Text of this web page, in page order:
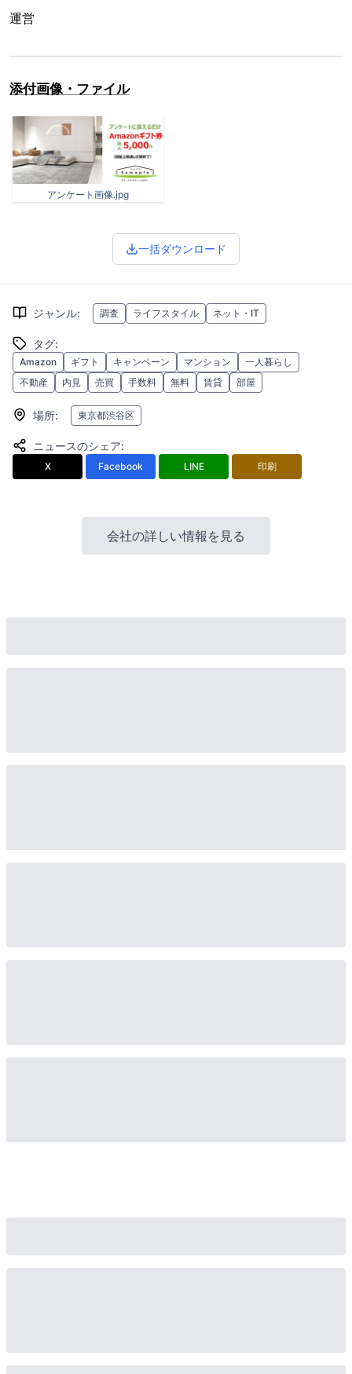
運営
添付画像・ファイル
アンケート画像.jpg
一括ダウンロード
ジャンル: 調査 ライフスタイル ネット・IT
タグ:
Amazon ギフト キャンペーン マンション
一人暮らし
不動産
内見 売買 手数料 無料 賃貸 部屋
場所: 東京都渋谷区
ニュースのシェア:
X Facebook LINE 印刷
会社の詳しい情報を見る